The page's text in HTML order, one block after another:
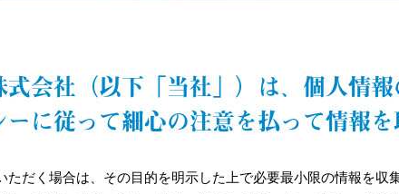
会社（以下「当社」）は、個人情
に従って細心の注意を払って情報を
ただく場合は、その目的を明示した上で必要最小限の情報を収